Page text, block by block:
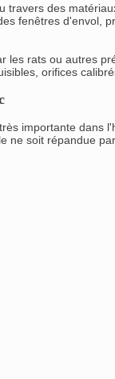
travers des
fenêtres d'envol,
les rats ou autres
orifices
importante dans
ne soit répandue